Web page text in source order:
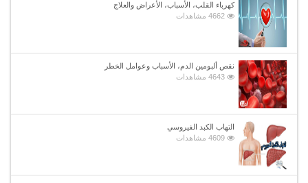
كهرباء القلب، الأسباب، الأعراض والعلاج
4662 مشاهدات
نقص ألبومين الدم، الأسباب وعوامل الخطر
4643 مشاهدات
التهاب الكبد الفيروسي
4609 مشاهدات